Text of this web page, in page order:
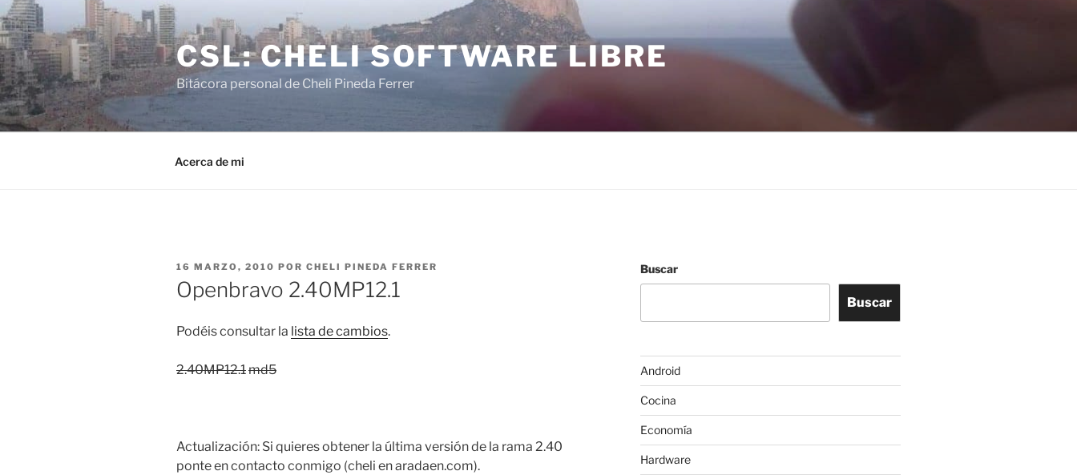
Saltar
al
contenido
CSL: CHELI SOFTWARE LIBRE
Bitácora personal de Cheli Pineda Ferrer
Acerca de mi
PUBLICADO
EL
16 MARZO, 2010 POR CHELI PINEDA FERRER
Openbravo 2.40MP12.1
Podéis consultar la lista de cambios.
2.40MP12.1md5
Actualización: Si quieres obtener la última versión de la rama 2.40
ponte en contacto conmigo (cheli en aradaen.com).
Buscar
Buscar
Android
Cocina
Economía
Hardware